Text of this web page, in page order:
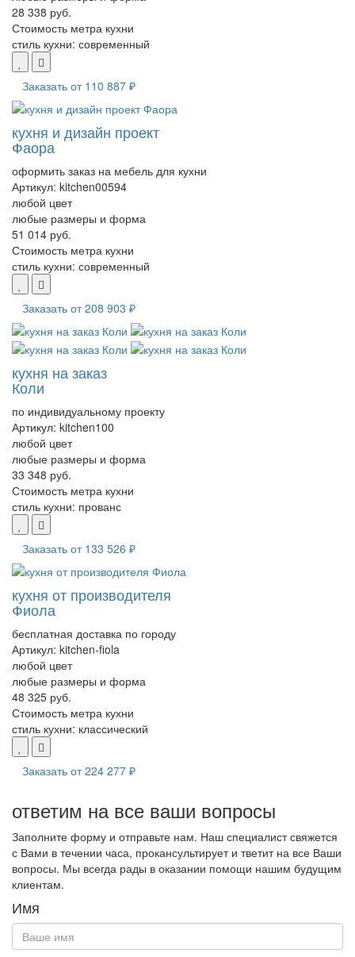
28 338 руб.
Стоимость метра кухни
стиль кухни: современный
Заказать от 110 887 ₽
кухня и дизайн проект
Фаора
оформить заказ на мебель для кухни
Артикул: kitchen00594
любой цвет
любые размеры и форма
51 014 руб.
Стоимость метра кухни
стиль кухни: современный
Заказать от208 903 ₽
кухня на заказ
Коли
по индивидуальному проекту
Артикул: kitchen100
любой цвет
любые размеры и форма
33 348 руб.
Стоимость метра кухни
стиль кухни: прованс
Заказать от 133 526 ₽
кухня от производителя
Фиола
бесплатная доставка по городу
Артикул: kitchen-fiola
любой цвет
любые размеры и форма
48 325 руб.
Стоимость метра кухни
стиль кухни: классический
Заказать от224 277 ₽
ответим на все ваши вопросы
Заполните форму и отправьте нам. Наш специалист свяжется
с Вами в течении часа, прокансультирует и тветит на все Ваши
вопросы. Мы всегда рады в оказании помощи нашим будущим
клиентам.
Имя